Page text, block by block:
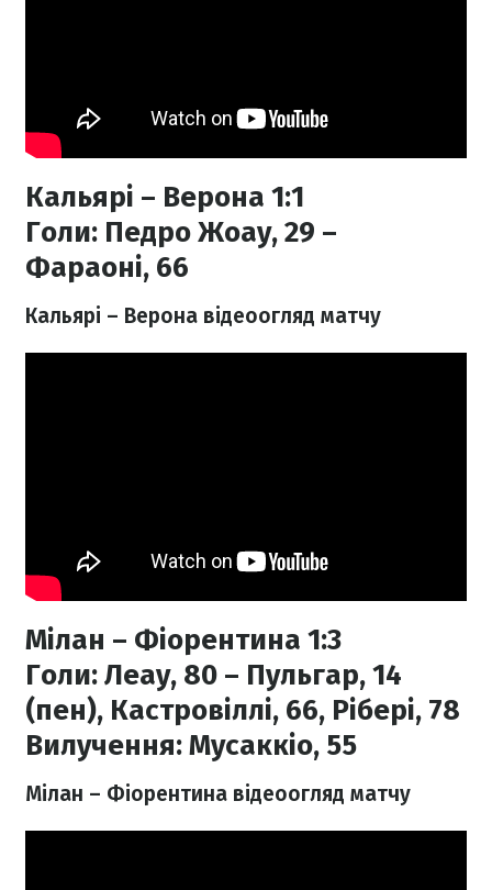
Кальярі – Верона 1:1
Голи: Педро Жоау, 29 –
Фараоні, 66
Кальярі – Верона відеоогляд матчу
Мілан – Фіорентина 1:3
Голи:Леау, 80 – Пульгар, 14
(пен), Кастровіллі, 66, Рібері, 78
Вилучення:Мусаккіо, 55
Мілан – Фіорентина відеоогляд матчу